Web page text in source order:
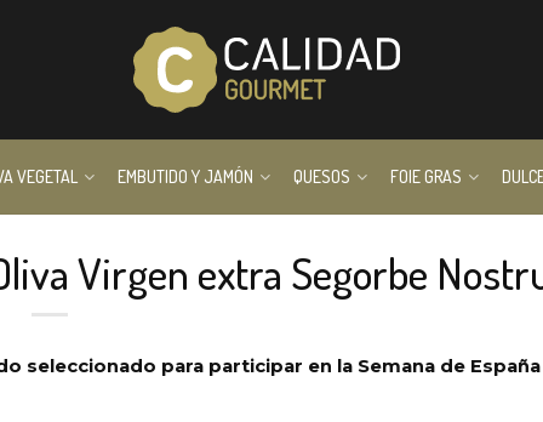
VEGETAL EMBUTIDO Y JAMÓN QUESOS FOIE GRAS
Virgen extra Segorbe
seleccionado para participar en la Semana de